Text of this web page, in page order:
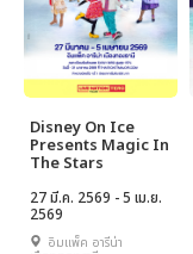
Disney On Ice
Presents Magic In
The Stars
27 มี.ค. 2569 - 5 เม.ย.
2569
อิมแพ็ค อารีน่า